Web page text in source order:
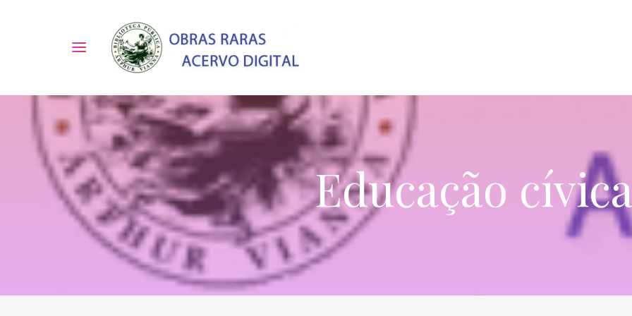
Educação